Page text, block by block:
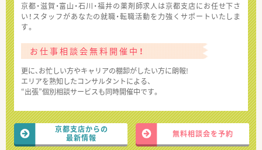
京都・滋賀・富山・石川・福井の薬剤師求人は京都支店にお任せ下さ
い！スタッフがあなたの就職・転職活動を力強くサポートいたしま
す。
お仕事相談会無料開催中！
更に、お忙しい方やキャリアの棚卸がしたい方に朗報!
エリアを熟知したコンサルタントによる、
“出張”個別相談サービスも同時開催中です。
京都支店からの
最新情報
無料相談会を予約